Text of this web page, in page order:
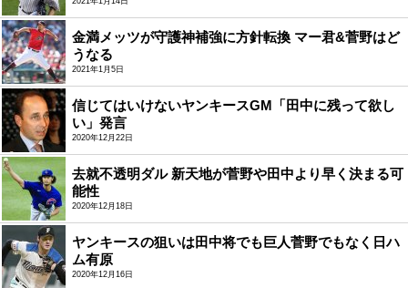
金満メッツが守護神補強に方針転換 マー君&菅野はど
うなる
2021年1月5日
信じてはいけないヤンキースGM「田中に残って欲し
い」発言
2020年12月22日
去就不透明ダル 新天地が菅野や田中より早く決まる可
能性
2020年12月18日
ヤンキースの狙いは田中将でも巨人菅野でもなく日ハ
ム有原
2020年12月16日